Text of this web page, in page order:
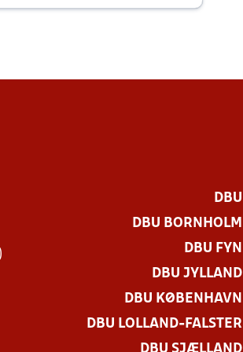
DBU
DBU BORNHOLM
DBU FYN
DBU JYLLAND
DBU KØBENHAVN
DBU LOLLAND-FALSTER